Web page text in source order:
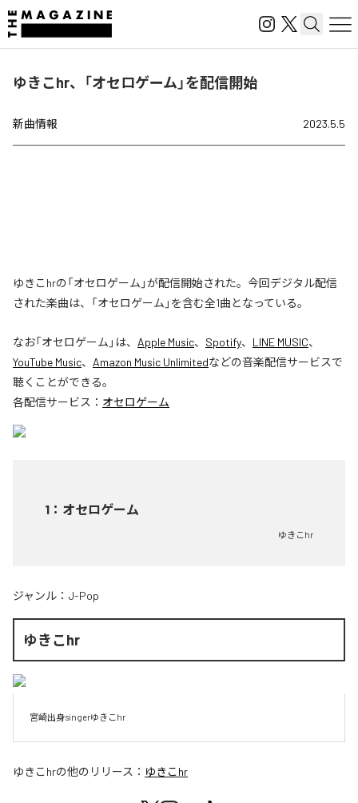
ゆきこhr、「オセロゲーム」を配信開始
新曲情報 2023.5.5
ゆきこhrの「オセロゲーム」が配信開始された。今回デジタル配信
された楽曲は、「オセロゲーム」を含む全1曲となっている。
なお「オセロゲーム 」は、 Apple Music、 Spotify、 LINE MUSIC、
YouTube Music、 Amazon Music Unlimitedなどの音楽配信サービスで
聴くことができる。
各配信サービス： オセロゲーム
1 ： オセロゲーム
ゆきこhr
ジャンル： J-Pop
ゆきこhr
宮崎出身singerゆきこhr
ゆきこhrの他のリリース： ゆきこhr